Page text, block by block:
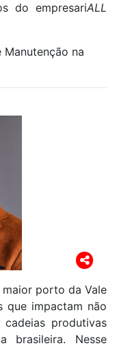
do empresariALL
na
porto da Vale
que impactam não
cadeias produtivas
brasileira. Nesse